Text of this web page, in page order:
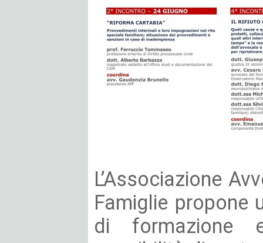
L’Associazione
Famiglie propone
di formazione